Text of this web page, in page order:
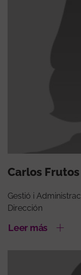
Carlos
Gestió i
Dirección
Leer más